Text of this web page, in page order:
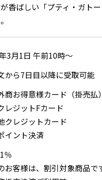
香ばしい「プティ・ガト
3月1日 午前10時～
から7日目以降に受取可能
商お得意様カード（掛売払）
レジットFカード
クレジットカード
イント決済
％
お客様は、割引対象商品で